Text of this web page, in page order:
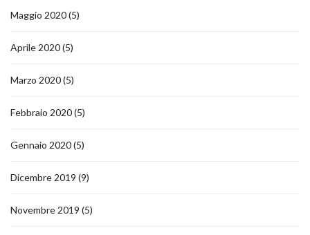
Maggio 2020(5)
Aprile 2020(5)
Marzo 2020(5)
Febbraio 2020(5)
Gennaio 2020(5)
Dicembre 2019 (9)
Novembre 2019 (5)